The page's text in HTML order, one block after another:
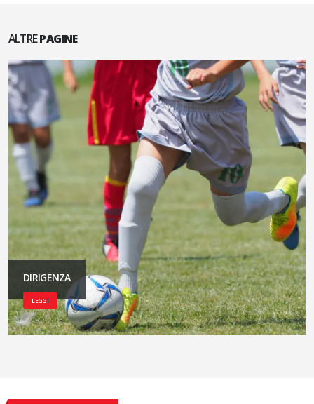
ALTREPAGINE
DIRIGENZA
LEGGI